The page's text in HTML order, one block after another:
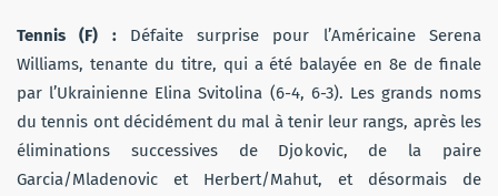
Tennis (F) : Défaite surprise pour l’Américaine Serena
Williams, tenante du titre, qui a été balayée en 8e de finale
par l’Ukrainienne Elina Svitolina (6-4, 6-3). Les grands noms
du tennis ont décidément du mal à tenir leur rangs, après les
éliminations successives de Djokovic, de la paire
Garcia/Mladenovic et Herbert/Mahut, et désormais de